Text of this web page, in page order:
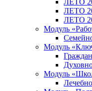
ЛЕТО
ЛЕТО
ЛЕТО
Модуль
Модуль
Модуль